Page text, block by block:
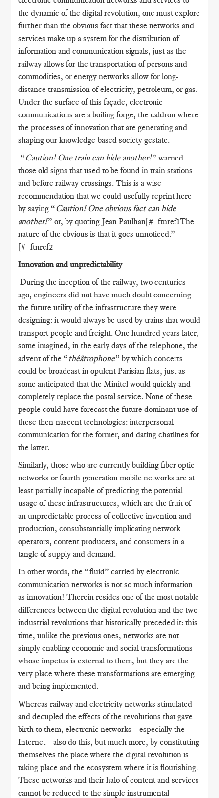
the dynamic of the digital revolution, one must explore
further than the obvious fact that these networks and
services make up a system for the distribution of
information and communication signals, just as the
railway allows for the transportation of persons and
commodities, or energy networks allow for long-
distance transmission of electricity, petroleum, or gas.
Under the surface of this façade, electronic
communications are a boiling forge, the caldron where
the processes of innovation that are generating and
shaping our knowledge-based society gestate.
“Caution! One train can hide another!” warned
those old signs that used to be found in train stations
and before railway crossings. This is a wise
recommendation that we could usefully reprint here
by saying “Caution! One obvious fact can hide
another!” or, by quoting Jean Paulhan[#_ftnref1The
nature of the obvious is that it goes unnoticed.”
[#_ftnref2
Innovation and unpredictability
During the inception of the railway, two centuries
ago, engineers did not have much doubt concerning
the future utility of the infrastructure they were
designing: it would always be used by trains that would
transport people and freight. One hundred years later,
some imagined, in the early days of the telephone, the
advent of the “théâtrophone” by which concerts
could be broadcast in opulent Parisian flats, just as
some anticipated that the Minitel would quickly and
completely replace the postal service. None of these
people could have forecast the future dominant use of
these then-nascent technologies: interpersonal
communication for the former, and dating chatlines for
the latter.
Similarly, those who are currently building fiber optic
networks or fourth-generation mobile networks are at
least partially incapable of predicting the potential
usage of these infrastructures, which are the fruit of
an unpredictable process of collective invention and
production, consubstantially implicating network
operators, content producers, and consumers in a
tangle of supply and demand.
In other words, the “fluid” carried by electronic
communication networks is not so much information
as innovation! Therein resides one of the most notable
differences between the digital revolution and the two
industrial revolutions that historically preceded it: this
time, unlike the previous ones, networks are not
simply enabling economic and social transformations
whose impetus is external to them, but they are the
very place where these transformations are emerging
and being implemented.
Whereas railway and electricity networks stimulated
and decupled the effects of the revolutions that gave
birth to them, electronic networks – especially the
Internet – also do this, but much more, by constituting
themselves the place where the digital revolution is
taking place and the ecosystem where it is flourishing.
These networks and their halo of content and services
cannot be reduced to the simple instrumental